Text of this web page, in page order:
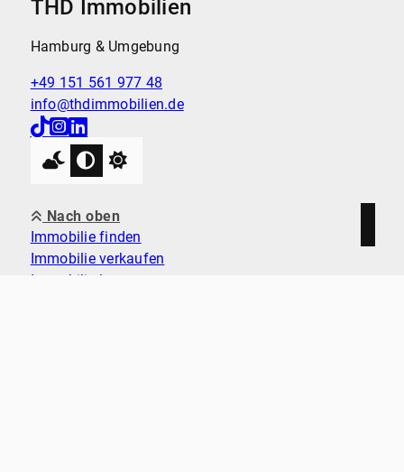
THD Immobilien
Hamburg & Umgebung
+49 151 561 977 48
info@thdimmobilien.de
Nach oben
Immobilie finden
Immobilie verkaufen
Immobilie bewerten